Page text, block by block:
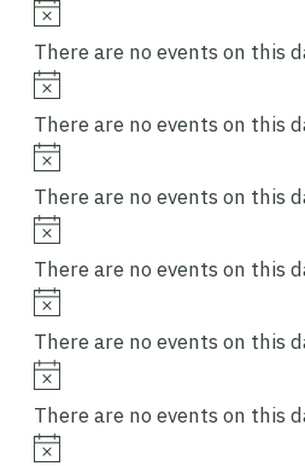
Notice
There are no events on this
Notice
There are no events on this
Notice
There are no events on this
Notice
There are no events on this
Notice
There are no events on this
Notice
There are no events on this
Notice